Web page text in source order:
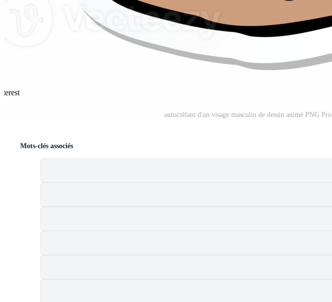
autocollant d'un visage masculin de dessin animé PNG Pro
Mots-clés associés